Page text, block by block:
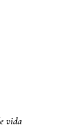
en la
vida